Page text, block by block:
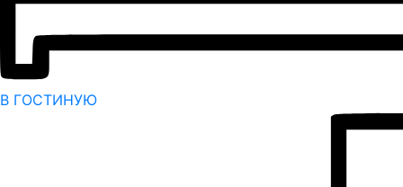
В ГОСТИНУЮ